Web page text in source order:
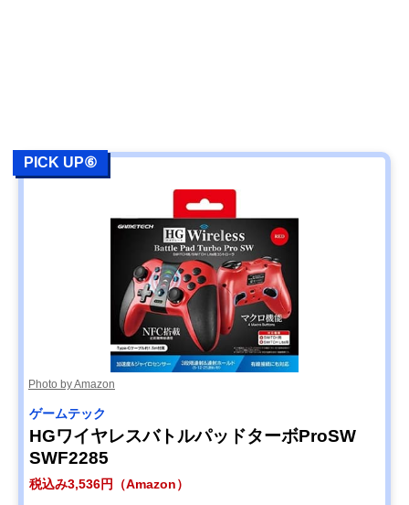
PICK UP⑥
Photo by Amazon
ゲームテック
HGワイヤレスバトルパッドターボProSW
SWF2285
税込み3,536円（Amazon）